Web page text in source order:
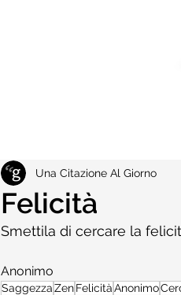
Felicità
Una Citazione Al Giorno
Smettila di cercare la
Anonimo
SaggezzaZenFelicitàAnonimo